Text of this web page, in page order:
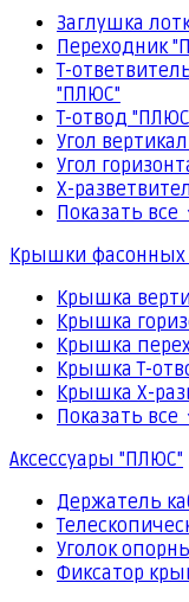
Заглушка
Переходник
Т-
"ПЛЮС"
Т-отвод
Угол
Угол
Х-
Показать все
Крышки фасонных
Крышка
Крышка
Крышка
Крышка Т-
Крышка Х-
Показать все
Аксессуары "ПЛЮС"
Держатель
Уголок
Фиксатор